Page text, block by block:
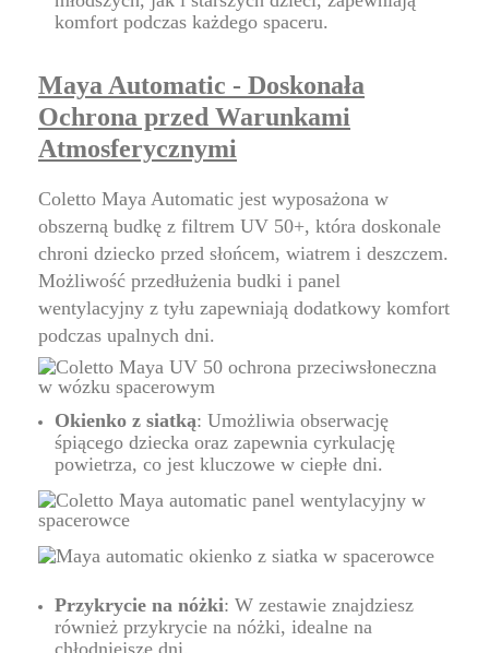
komfort podczas każdego spaceru.
Maya Automatic - Doskonała
Ochrona przed Warunkami
Atmosferycznymi
Coletto Maya Automatic jest wyposażona w
obszerną budkę z filtrem UV 50+, która doskonale
chroni dziecko przed słońcem, wiatrem i deszczem.
Możliwość przedłużenia budki i panel
wentylacyjny z tyłu zapewniają dodatkowy komfort
podczas upalnych dni.
Okienko z siatką: Umożliwia obserwację
śpiącego dziecka oraz zapewnia cyrkulację
powietrza, co jest kluczowe w ciepłe dni.
Przykrycie na nóżki: W zestawie znajdziesz
również przykrycie na nóżki, idealne na